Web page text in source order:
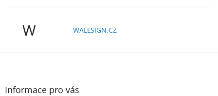
W WALLSIGN.CZ
Z
Informace pro vás